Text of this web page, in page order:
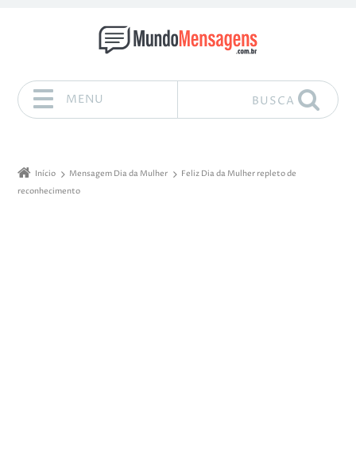
MENU BUSCA
Início Mensagem Dia da Mulher
Feliz Dia da Mulher repleto de
reconhecimento